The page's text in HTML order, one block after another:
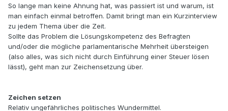
So lange man keine Ahnung hat, was passiert ist und warum, ist
man einfach einmal betroffen. Damit bringt man ein Kurzinterview
zu jedem Thema über die Zeit.
Sollte das Problem die Lösungskompetenz des Befragten
und/oder die mögliche parlamentarische Mehrheit übersteigen
(also alles, was sich nicht durch Einführung einer Steuer lösen
lässt), geht man zur Zeichensetzung über.
Zeichen setzen
Relativ ungefährliches politisches Wundermittel.